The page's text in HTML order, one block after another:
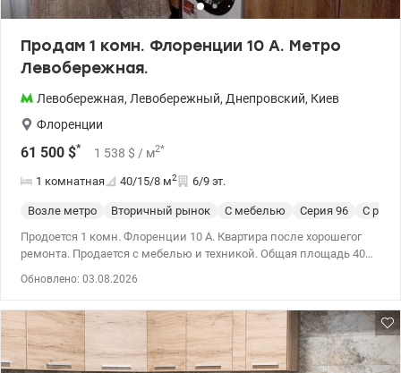
метро Дарница – 15 минут пешком. Звоните (или пишите
Viber/Telegram) для предварительной записи на просмотр. Цена
110 000 у.е. Марина, тел.: 063 392 35 35 valion.ua/1153543
Продам 1 комн. Флоренции 10 А. Метро
Левобережная.
Левобережная, Левобережный, Днепровский, Киев
Флоренции
61 500 $* 1 538 $ / м2*
1 комнатная 40/15/8 м2 6/9 эт.
Возле метро Вторичный рынок С мебелью Cерия 96
С
Продоется 1 комн. Флоренции 10 А. Квартира после хорошегог
ремонта. Продается с мебелью и техникой. Общая площадь 40
спортивные и детские площадки, секции. Цена: 61500 у.о моб:
0664863383 Тетяна. valion.ua/1153369
Обновлено: 03.08.2026